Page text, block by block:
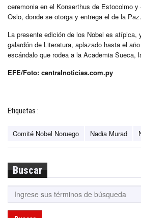
ceremonia en el Konserthus de Estocolmo
Oslo, donde se otorga y entrega el de la Paz.
La presente edición de los Nobel es atípica,
galardón de Literatura, aplazado hasta el
escándalo que rodea a la Academia Sueca,
EFE/Foto: centralnoticias.com.py
Etiquetas :
Comité Nobel Noruego Nadia Murad
Buscar